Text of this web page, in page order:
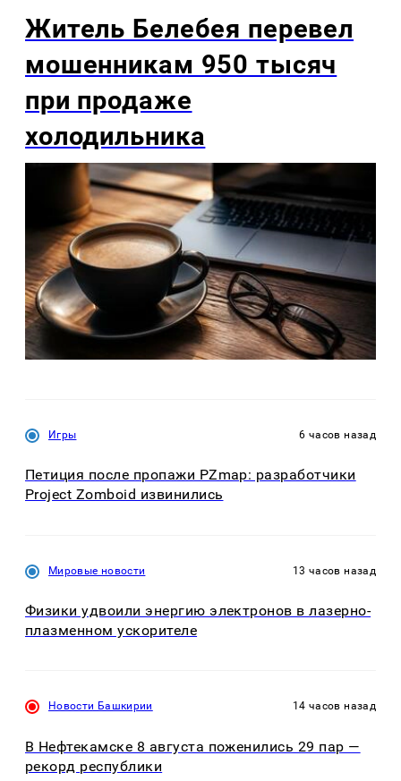
Житель Белебея перевел
мошенникам 950 тысяч
при продаже
холодильника
Игры 6 часов назад
Петиция после пропажи PZmap: разработчики
Project Zomboid извинились
Мировые новости 13 часов назад
Физики удвоили энергию электронов в лазерно-
плазменном ускорителе
Новости Башкирии 14 часов назад
В Нефтекамске 8 августа поженились 29 пар —
рекорд республики